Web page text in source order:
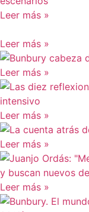
Leer más »
Leer más »
Leer más »
Leer más »
Leer más »
Leer más »